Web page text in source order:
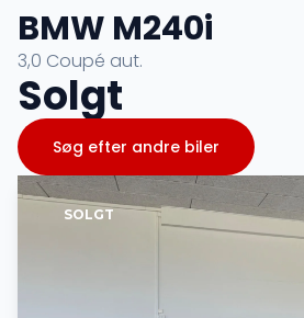
SOLGT
BMW M240i
3,0 Coupé aut.
Solgt
Søg efter andre biler